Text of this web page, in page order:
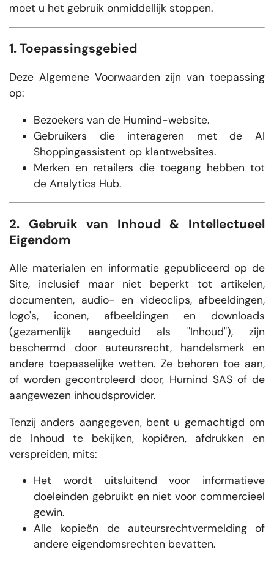
moet u het gebruik onmiddellijk stoppen.
1. Toepassingsgebied
Deze Algemene Voorwaarden zijn van toepassing
op:
Bezoekers van de Humind-website.
Gebruikers die interageren met de AI
Shoppingassistent op klantwebsites.
Merken en retailers die toegang hebben tot
de Analytics Hub.
2. Gebruik van Inhoud & Intellectueel
Eigendom
Alle materialen en informatie gepubliceerd op de
Site, inclusief maar niet beperkt tot artikelen,
documenten, audio- en videoclips, afbeeldingen,
logo's, iconen, afbeeldingen en downloads
(gezamenlijk aangeduid als "Inhoud"), zijn
beschermd door auteursrecht, handelsmerk en
andere toepasselijke wetten. Ze behoren toe aan,
of worden gecontroleerd door, Humind SAS of de
aangewezen inhoudsprovider.
Tenzij anders aangegeven, bent u gemachtigd om
de Inhoud te bekijken, kopiëren, afdrukken en
verspreiden, mits:
Het wordt uitsluitend voor informatieve
doeleinden gebruikt en niet voor commercieel
gewin.
Alle kopieën de auteursrechtvermelding of
andere eigendomsrechten bevatten.